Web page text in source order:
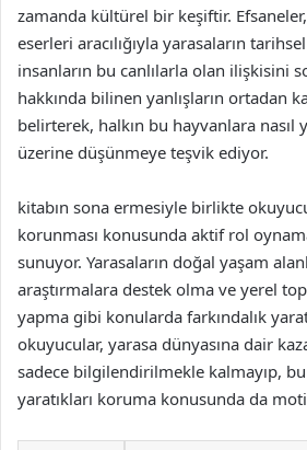
zamanda kültürel bir keşiftir.
eserleri aracılığıyla yarasaların
insanların bu canlılarla olan ilişkisini
hakkında bilinen yanlışların ortadan
belirterek, halkın bu hayvanlara nasıl
üzerine düşünmeye teşvik ediyor.
kitabın sona ermesiyle birlikte
korunması konusunda aktif rol
sunuyor. Yarasaların doğal yaşam
araştırmalara destek olma ve yerel
yapma gibi konularda farkındalık
okuyucular, yarasa dünyasına dair
sadece bilgilendirilmekle kalmayıp,
yaratıkları koruma konusunda da